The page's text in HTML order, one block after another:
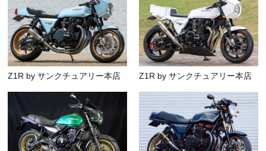
Z1R by サンクチュアリー本店 Z1R by サンクチュアリー本店